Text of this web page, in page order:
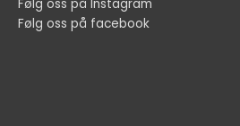
Følg oss på Instagram
Følg oss på facebook